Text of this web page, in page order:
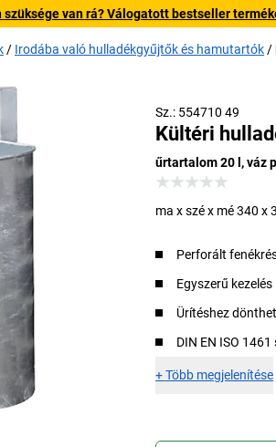
szüksége van rá? Válogatott bestseller
Irodába való hulladékgyűjtők és hamutartók
Sz.: 554710 49
Kültéri
űrtartalom 20 l, váz
ma x szé x mé 340 x
Perforált
Egyszerű kezelés
Ürítéshez
DIN EN ISO
+Több megjelenítése